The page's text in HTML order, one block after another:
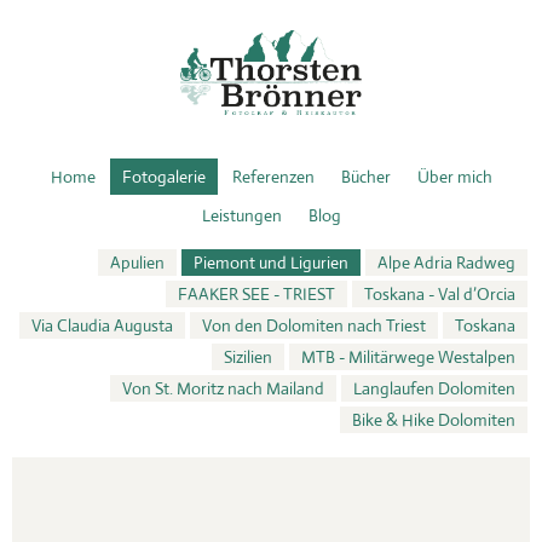
Home Fotogalerie Referenzen Bücher
Über mich
Leistungen
Blog
Apulien Piemont und Ligurien
Alpe Adria Radweg
FAAKER SEE - TRIEST
Toskana - Val d’Orcia
Via Claudia Augusta
Von den Dolomiten nach Triest
Toskana
Sizilien
MTB - Militärwege Westalpen
Von St. Moritz nach Mailand
Langlaufen Dolomiten
Bike & Hike Dolomiten